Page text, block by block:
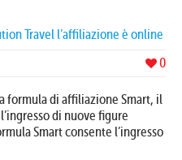
Travel l’affiliazione è online
0
formula di affiliazione Smart, il
di nuove figure
Smart consente l’ingresso